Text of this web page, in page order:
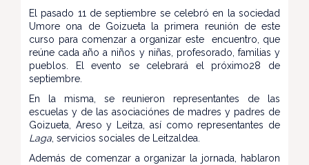
El pasado 11 de septiembre se celebró en la sociedad
Umore ona de Goizueta la primera reunión de este
curso para comenzar a organizar este encuentro, que
reúne cada año a niños y niñas, profesorado, familias y
pueblos. El evento se celebrará el próximo28 de
septiembre.
En la misma, se reunieron representantes de las
escuelas y de las asociaciónes de madres y padres de
Goizueta, Areso y Leitza, así como representantes de
Laga, servicios sociales de Leitzaldea.
Además de comenzar a organizar la jornada, hablaron